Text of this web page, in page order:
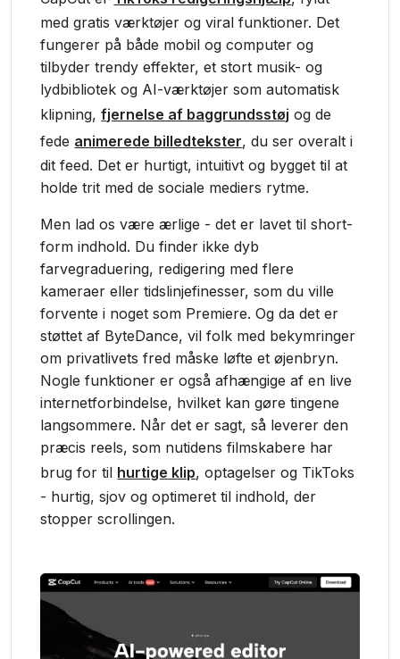
med gratis værktøjer og viral funktioner. Det
fungerer på både mobil og computer og
tilbyder trendy effekter, et stort musik- og
lydbibliotek og AI-værktøjer som automatisk
klipning,fjernelse af baggrundsstøj og de
fede animerede billedtekster, du ser overalt i
dit feed. Det er hurtigt, intuitivt og bygget til at
holde trit med de sociale mediers rytme.
Men lad os være ærlige - det er lavet til short-
form indhold. Du finder ikke dyb
farvegraduering, redigering med flere
kameraer eller tidslinjefinesser, som du ville
forvente i noget som Premiere. Og da det er
støttet af ByteDance, vil folk med bekymringer
om privatlivets fred måske løfte et øjenbryn.
Nogle funktioner er også afhængige af en live
internetforbindelse, hvilket kan gøre tingene
langsommere. Når det er sagt, så leverer den
præcis reels, som nutidens filmskabere har
brug for til hurtige klip, optagelser og TikToks
- hurtig, sjov og optimeret til indhold, der
stopper scrollingen.